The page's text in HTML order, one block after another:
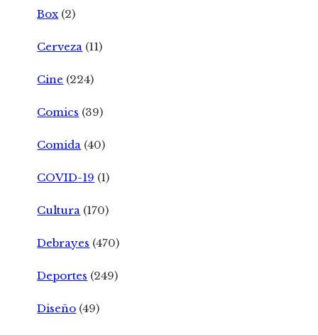
Box (2)
Cerveza (11)
Cine (224)
Comics (39)
Comida (40)
COVID-19 (1)
Cultura (170)
Debrayes (470)
Deportes (249)
Diseño (49)